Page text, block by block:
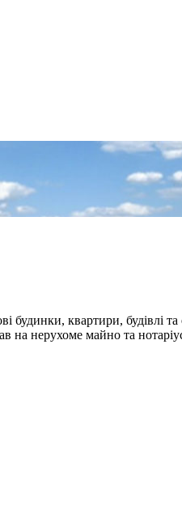
будинки, квартири, будівлі
нерухоме майно та